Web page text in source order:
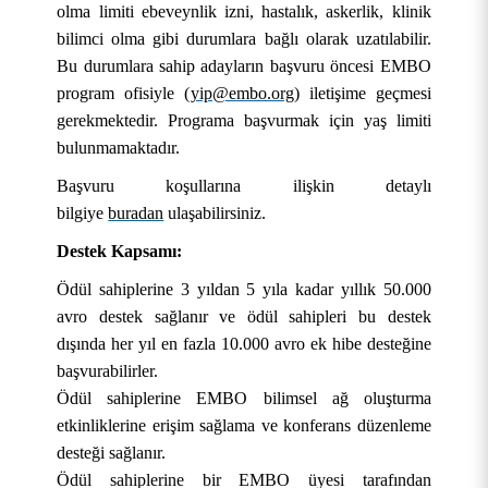
Hakkımızda
Tarihçe
Misyon, Vizyon ve Temel Değerler
Kurumsal Kimlik
Mevzuat
Üniversite Yönetimi
Rektör
Rektör Danışmanları
Genel Sekreter
Genel Sekreter Yardımcıları
Stratejik Yönetim
2022-2026 Stratejik Planı
Stratejik Plan Değerlendirme Raporları
2027-2031 Stratejik Plan Çalışmaları
İdare Faaliyet Raporu
Performans Raporları
Performans Programı
İç Değerlendirme Raporları
Yönetişim Modeli
Değişim Yönetimi Modeli
Politikalarımız
Koordinatörlükler-
Araştırma Koordinatörlüğü
Komisyonlar
AKADEMİK
Lisansüstü Eğitim Enstitüsü
Fakülteler
Sağlık Bilimleri Fakültesi
Sanat Tasarım ve Mimarlık Fakültesi
Sosyal ve Beşeri Bilimler Fakültesi
Akçadağ Meslek Yüksekokulu
Arapgir Meslek Yüksekokulu
Battalgazi Meslek Yüksekokulu
Yüksekokullar
Sivil Havacılık Yüksekokulu
Yabancı Diller Yüksekokulu
Rektörlüğe Bağlı Birimler
Ortak Dersler Bölüm Başkanlığı
ÖĞRENCİ
Öğrenci İşleri Bilgi Sistemi
OBS ( Bölüm Başkanı Girişi)
Mezun Bilgi Sistemi
Akademik Takvim
Uzaktan Eğitim Merkezi (UZEM)
ARAŞTIRMA
Arı ve Arı Ürünleri Geliştirme Uygulama ve
Atçılık ve Atlı Sporları Uygulama ve Araştırma
Araştırma Koordinatörlüğü
Bilimsel Araştırma Projeleri Koordinasyon Birimi
e-BAP
Genel Sekreterlik
Bilgi İşlem Daire Başkanlığı
İdari ve Mali İşler Daire Başkanlığı
E-HİZMET
Üniversite Bilgi Yönetim Sistemi (ÜBYS)
EBYS
KAMPÜSTE YAŞAM
Bize Ulaşın
olma limiti ebeveynlik izni, hastalık, askerlik, klinik
bilimci olma gibi durumlara bağlı olarak uzatılabilir.
Bu durumlara sahip adayların başvuru öncesi EMBO
program ofisiyle (yip@embo.org) iletişime geçmesi
gerekmektedir. Programa başvurmak için yaş limiti
bulunmamaktadır.
Başvuru koşullarına ilişkin detaylı
bilgiyeburadan ulaşabilirsiniz.
Destek Kapsamı:
Ödül sahiplerine 3 yıldan 5 yıla kadar yıllık 50.000
avro destek sağlanır ve ödül sahipleri bu destek
dışında her yıl en fazla 10.000 avro ek hibe desteğine
başvurabilirler.
Ödül sahiplerine EMBO bilimsel ağ oluşturma
etkinliklerine erişim sağlama ve konferans düzenleme
desteği sağlanır.
Ödül sahiplerine bir EMBO üyesi tarafından